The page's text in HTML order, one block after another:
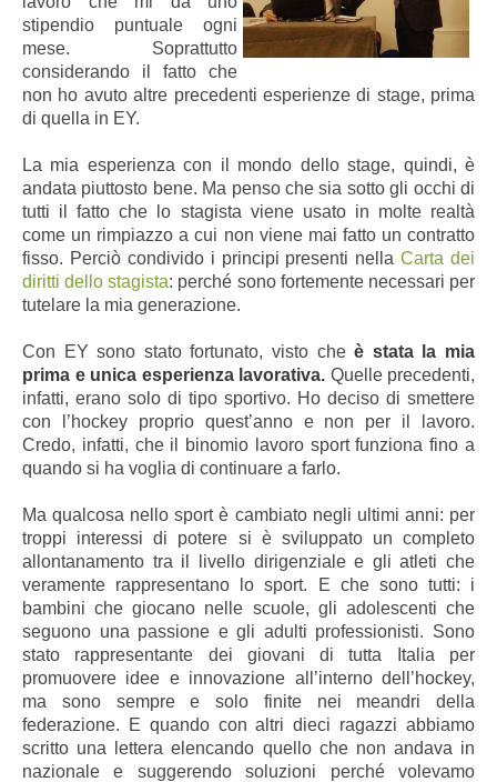
stipendio puntuale ogni
mese. Soprattutto
considerando il fatto che
non ho avuto altre precedenti esperienze di stage, prima
di quella in EY.
La mia esperienza con il mondo dello stage, quindi, è
andata piuttosto bene. Ma penso che sia sotto gli occhi di
tutti il fatto che lo stagista viene usato in molte realtà
come un rimpiazzo a cui non viene mai fatto un contratto
fisso. Perciò condivido i principi presenti nellaCarta dei
diritti dello stagista: perché sono fortemente necessari per
tutelare la mia generazione.
Con EY sono stato fortunato, visto cheè stata la mia
prima e unica esperienza lavorativa. Quelle precedenti,
infatti, erano solo di tipo sportivo. Ho deciso di smettere
con l’hockey proprio quest’anno e non per il lavoro.
Credo, infatti, che il binomio lavoro sport funziona fino a
quando si ha voglia di continuare a farlo.
Ma qualcosa nello sport è cambiato negli ultimi anni: per
troppi interessi di potere si è sviluppato un completo
allontanamento tra il livello dirigenziale e gli atleti che
veramente rappresentano lo sport. E che sono tutti: i
bambini che giocano nelle scuole, gli adolescenti che
seguono una passione e gli adulti professionisti. Sono
stato rappresentante dei giovani di tutta Italia per
promuovere idee e innovazione all’interno dell’hockey,
ma sono sempre e solo finite nei meandri della
federazione. E quando con altri dieci ragazzi abbiamo
scritto una lettera elencando quello che non andava in
nazionale e suggerendo soluzioni perché volevamo